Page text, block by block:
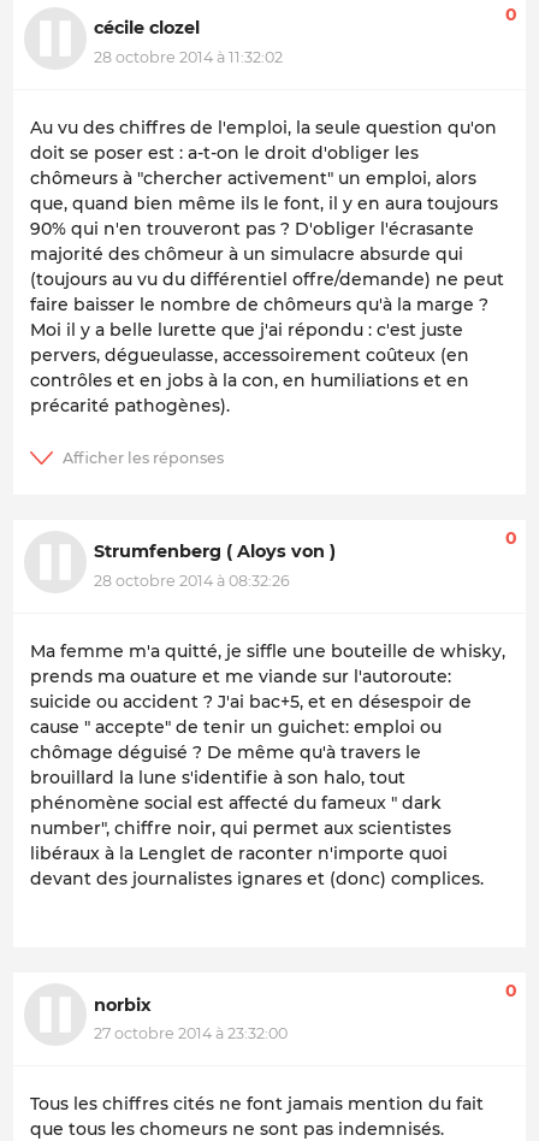
cécile clozel
28 octobre 2014 à 11:32:02
0
Au vu des chiffres de l'emploi, la seule question qu'on
doit se poser est : a-t-on le droit d'obliger les
chômeurs à "chercher activement" un emploi, alors
que, quand bien même ils le font, il y en aura toujours
90% qui n'en trouveront pas ? D'obliger l'écrasante
majorité des chômeur à un simulacre absurde qui
(toujours au vu du différentiel offre/demande) ne peut
faire baisser le nombre de chômeurs qu'à la marge ?
Moi il y a belle lurette que j'ai répondu : c'est juste
pervers, dégueulasse, accessoirement coûteux (en
contrôles et en jobs à la con, en humiliations et en
précarité pathogènes).
Strumfenberg ( Aloys von )
28 octobre 2014 à 08:32:26
0
Ma femme m'a quitté, je siffle une bouteille de whisky,
prends ma ouature et me viande sur l'autoroute:
suicide ou accident ? J'ai bac+5, et en désespoir de
cause " accepte" de tenir un guichet: emploi ou
chômage déguisé ? De même qu'à travers le
brouillard la lune s'identifie à son halo, tout
phénomène social est affecté du fameux " dark
number", chiffre noir, qui permet aux scientistes
libéraux à la Lenglet de raconter n'importe quoi
devant des journalistes ignares et (donc) complices.
norbix
27 octobre 2014 à 23:32:00
0
Tous les chiffres cités ne font jamais mention du fait
que tous les chomeurs ne sont pas indemnisés.